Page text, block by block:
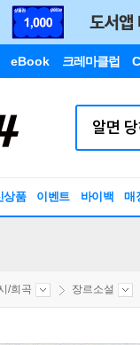
eBook 크레마클럽
상품 이벤트 바이백 매
/희곡 장르소설